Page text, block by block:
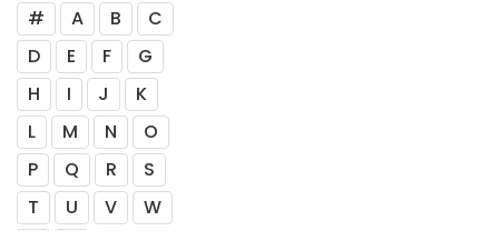
# A B
C
D
E F
G
H
I J
K
L
M N
O
P
Q R
S
T
U V
W